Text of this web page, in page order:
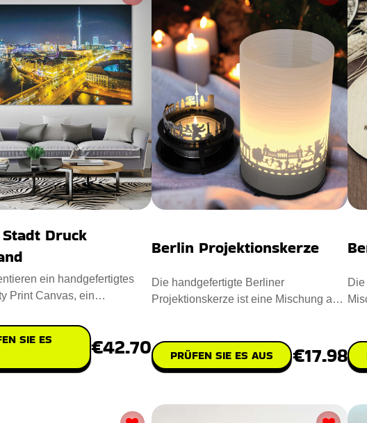
Druck
ein handgefertigtes
Print Canvas, ein
SIE ES
€42.70
Berlin Projektionskerze
Die handgefertigte Berliner
Projektionskerze ist eine Mischung aus
PRÜFEN SIE ES AUS €17.98